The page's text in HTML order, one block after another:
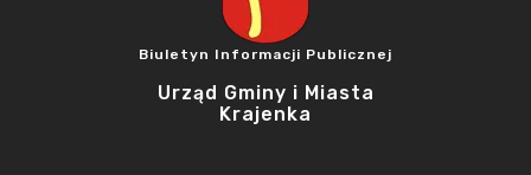
Biuletyn Informacji Publicznej
Urząd Gminy i Miasta
Krajenka